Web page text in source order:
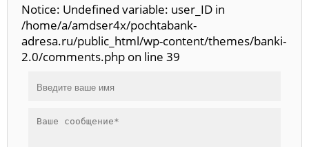
Notice: Undefined variable: user_ID in
/home/a/amdser4x/pochtabank-
adresa.ru/public_html/wp-content/themes/banki-
2.0/comments.php on line 39